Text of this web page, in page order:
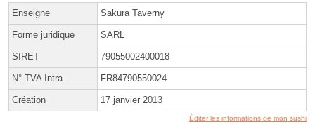
Enseigne Sakura Taverny
Forme juridique SARL
SIRET 79055002400018
N° TVA Intra. FR84790550024
Création 17 janvier 2013
Éditer les informations de mon sushi